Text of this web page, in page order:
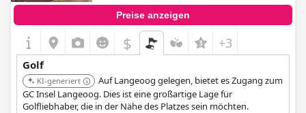
Preise anzeigen
$ +3
Golf
KI-generiert
Auf Langeoog gelegen, bietet es Zugang zum
GC Insel Langeoog. Dies ist eine großartige Lage für
Golfliebhaber, die in der Nähe des Platzes sein möchten.